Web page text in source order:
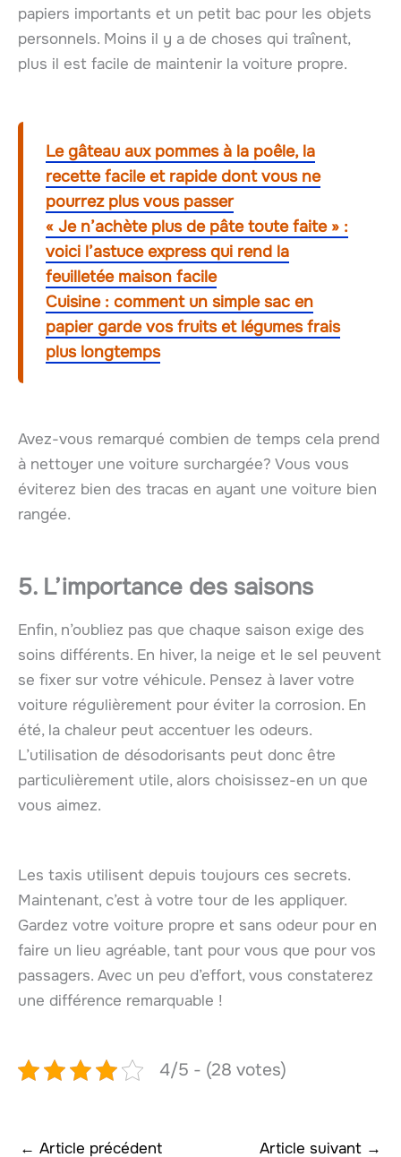
papiers importants et un petit bac pour les objets
personnels. Moins il y a de choses qui traînent,
plus il est facile de maintenir la voiture propre.
Le gâteau aux pommes à la poêle, la
recette facile et rapide dont vous ne
pourrez plus vous passer
« Je n’achète plus de pâte toute faite » :
voici l’astuce express qui rend la
feuilletée maison facile
Cuisine : comment un simple sac en
papier garde vos fruits et légumes frais
plus longtemps
Avez-vous remarqué combien de temps cela prend
à nettoyer une voiture surchargée? Vous vous
éviterez bien des tracas en ayant une voiture bien
rangée.
5. L’importance des saisons
Enfin, n’oubliez pas que chaque saison exige des
soins différents. En hiver, la neige et le sel peuvent
se fixer sur votre véhicule. Pensez à laver votre
voiture régulièrement pour éviter la corrosion. En
été, la chaleur peut accentuer les odeurs.
L’utilisation de désodorisants peut donc être
particulièrement utile, alors choisissez-en un que
vous aimez.
Les taxis utilisent depuis toujours ces secrets.
Maintenant, c’est à votre tour de les appliquer.
Gardez votre voiture propre et sans odeur pour en
faire un lieu agréable, tant pour vous que pour vos
passagers. Avec un peu d’effort, vous constaterez
une différence remarquable !
4/5 - (28 votes)
← Article précédent Article suivant →